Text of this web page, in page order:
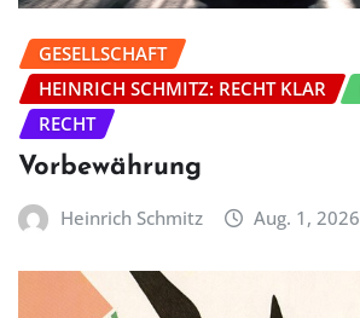
GESELLSCHAFT
HEINRICH SCHMITZ: RECHT KLAR
RECHT
Vorbewährung
Heinrich Schmitz Aug. 1, 2026